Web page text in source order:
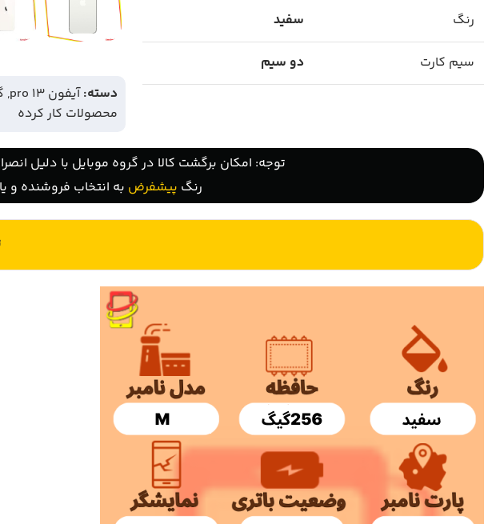
رنگ سفید
سیم کارت دو سیم
دسته:آیفون 13 pro ,
محصولات کار کرده
توجه: امکان برگشت کالا در گروه موبایل با دلیل
رنگ پیشفرض به انتخاب فروشنده و